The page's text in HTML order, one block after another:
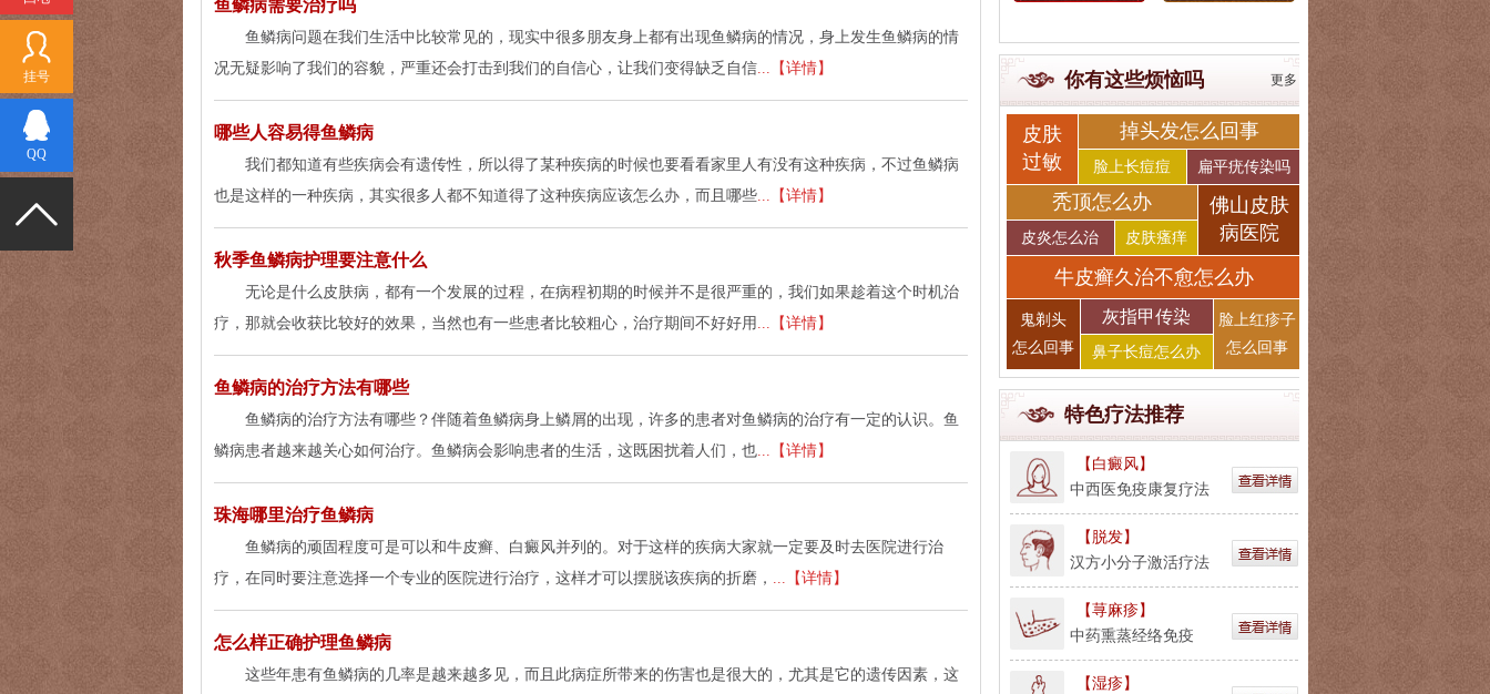
鱼鳞病需要治疗吗
鱼鳞病问题在我们生活中比较常见的，现实中很多朋友身上都有出现鱼鳞病的情况，身上发生鱼鳞病的情
况无疑影响了我们的容貌，严重还会打击到我们的自信心，让我们变得缺乏自信...【详情】
哪些人容易得鱼鳞病
我们都知道有些疾病会有遗传性，所以得了某种疾病的时候也要看看家里人有没有这种疾病，不过鱼鳞病
也是这样的一种疾病，其实很多人都不知道得了这种疾病应该怎么办，而且哪些...【详情】
秋季鱼鳞病护理要注意什么
无论是什么皮肤病，都有一个发展的过程，在病程初期的时候并不是很严重的，我们如果趁着这个时机治
疗，那就会收获比较好的效果，当然也有一些患者比较粗心，治疗期间不好好用 ...【详情】
鱼鳞病的治疗方法有哪些
鱼鳞病的治疗方法有哪些？伴随着鱼鳞病身上鳞屑的出现，许多的患者对鱼鳞病的治疗有一定的认识。鱼
鳞病患者越来越关心如何治疗。鱼鳞病会影响患者的生活，这既困扰着人们，也...【详情】
珠海哪里治疗鱼鳞病
鱼鳞病的顽固程度可是可以和牛皮癣、白癜风并列的。对于这样的疾病大家就一定要及时去医院进行治
疗，在同时要注意选择一个专业的医院进行治疗，这样才可以摆脱该疾病的折磨， ...【详情】
怎么样正确护理鱼鳞病
这些年患有鱼鳞病的几率是越来越多见，而且此病症所带来的伤害也是很大的，尤其是它的遗传因素，这
你有这些烦恼吗 更多
皮肤
过敏
掉头发怎么回事
脸上长痘痘 扁平疣传染吗
秃顶怎么办
皮炎怎么治 皮肤瘙痒
佛山皮肤
病医院
牛皮癣久治不愈怎么办
鬼剃头
怎么回事
灰指甲传染
鼻子长痘怎么办
脸上红疹子
怎么回事
特色疗法推荐
【白癜风】
中西医免疫康复疗法
【脱发】
汉方小分子激活疗法
【荨麻疹】
中药熏蒸经络免疫
【湿疹】
挂号
QQ